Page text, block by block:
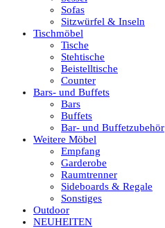
Sofas
Sitzwürfel & Inseln
Tischmöbel
Tische
Stehtische
Beistelltische
Counter
Bars- und Buffets
Bars
Buffets
Bar- und Buffetzubehör
Weitere Möbel
Empfang
Garderobe
Raumtrenner
Sideboards & Regale
Sonstiges
Outdoor
NEUHEITEN